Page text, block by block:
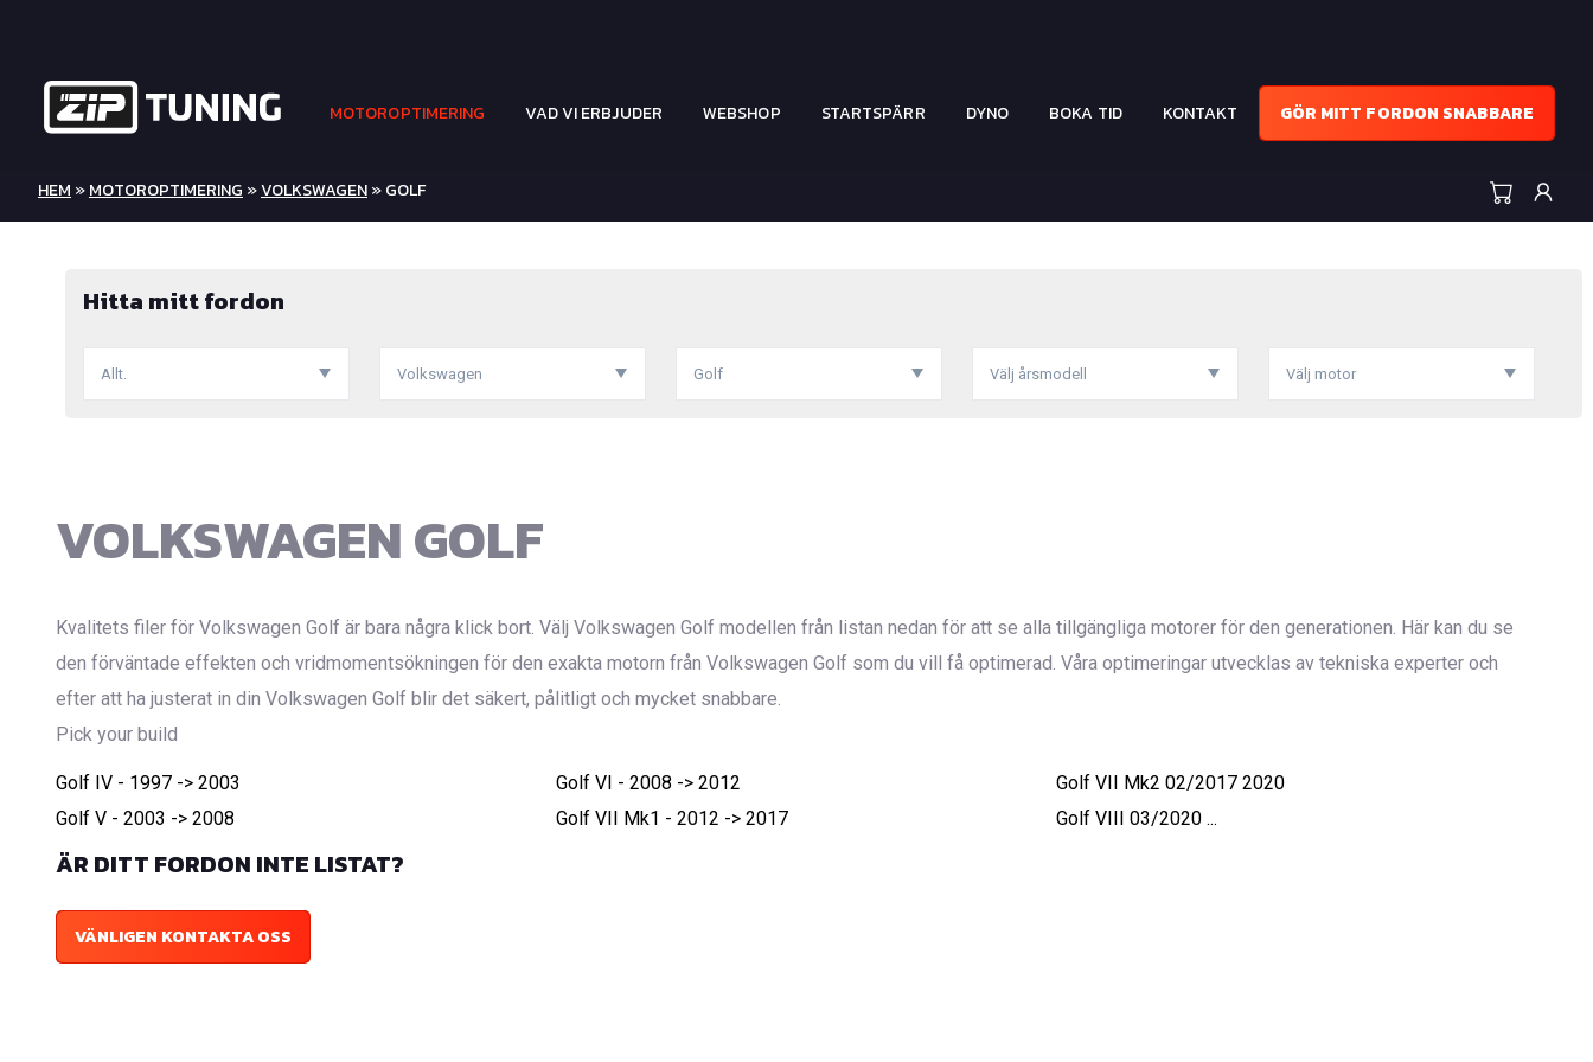
MOTOROPTIMERING VAD VI ERBJUDER WEBSHOP STARTSPÄRR DYNO BOKA TID KONTAKT GÖR MITT FORDON SNABBARE
HEM »MOTOROPTIMERING »VOLKSWAGEN» GOLF
Hitta mitt fordon
Allt. Volkswagen Golf Välj årsmodell Välj motor
VOLKSWAGEN GOLF
Kvalitets filer för Volkswagen Golf är bara några klick bort. Välj Volkswagen Golf modellen från listan nedan för att se alla tillgängliga motorer för den generationen. Här kan du se
den förväntade effekten och vridmomentsökningen för den exakta motorn från Volkswagen Golf som du vill få optimerad. Våra optimeringar utvecklas av tekniska experter och
efter att ha justerat in din Volkswagen Golf blir det säkert, pålitligt och mycket snabbare.
Pick your build
Golf IV - 1997 -> 2003
Golf V - 2003 -> 2008
Golf VI - 2008 -> 2012
Golf VII Mk1 - 2012 -> 2017
Golf VII Mk2 02/2017 2020
Golf VIII 03/2020 ...
ÄR DITT FORDON INTE LISTAT?
VÄNLIGEN KONTAKTA OSS